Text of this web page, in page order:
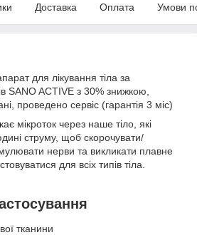
Доставка Оплата Умови
для лікування тіла за
SANO ACTIVE з 30% знижкою,
проведено сервіс (гарантія 3 міс)
мікроток через наше тіло, які
струму, щоб скорочувати/
нерви та викликати плавне
для всіх типів тіла.
тканини